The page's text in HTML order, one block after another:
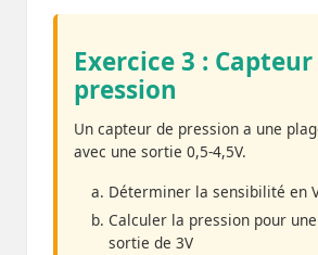
Exercice 3 :
pression
Un capteur de pression a une
avec une sortie 0,5-4,5V.
Déterminer la sensibilité en
Calculer la pression pour
sortie de 3V